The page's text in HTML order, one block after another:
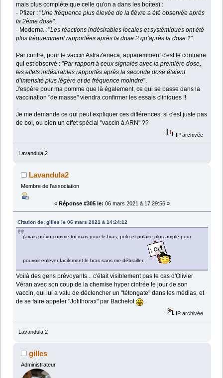
mais plus complète que celle qu'on a dans les boîtes) :
- Pfizer : "Une fréquence plus élevée de la fièvre a été observée après
la 2ème dose".
- Moderna : "Les réactions indésirables locales et systémiques ont été
plus fréquemment rapportées après la dose 2 qu’après la dose 1".
Par contre, pour le vaccin AstraZeneca, apparemment c'est le contraire
qui est observé : "Par rapport à ceux signalés avec la première dose,
les effets indésirables rapportés après la seconde dose étaient
d’intensité plus légère et de fréquence moindre".
J'espère pour ma pomme que là également, ce qui se passe dans la
vaccination "de masse" viendra confirmer les essais cliniques !!
Je me demande ce qui peut expliquer ces différences, si c'est juste pas
de bol, ou bien un effet spécial "vaccin à ARN" ??
IP archivée
Lavandula 2
Lavandula2
Membre de l'association
« Réponse #305 le: 06 mars 2021 à 17:29:56 »
Citation de: gilles le 06 mars 2021 à 14:24:12
j'avais prévu comme toi mais pour le bras, polo et polaire plus ample pour
pouvoir enlever facilement le bras sans me débrailler.
Voilà des gens prévoyants... c'était visiblement pas le cas d'Olivier
Véran avec son coup de la chemise hyper cintrée le jour de son
vaccin, qui lui a valu de déclencher un "tétongate" dans les médias, et
de se faire appeler "Jolithorax" par Bachelot
.
IP archivée
Lavandula 2
gilles
Administrateur